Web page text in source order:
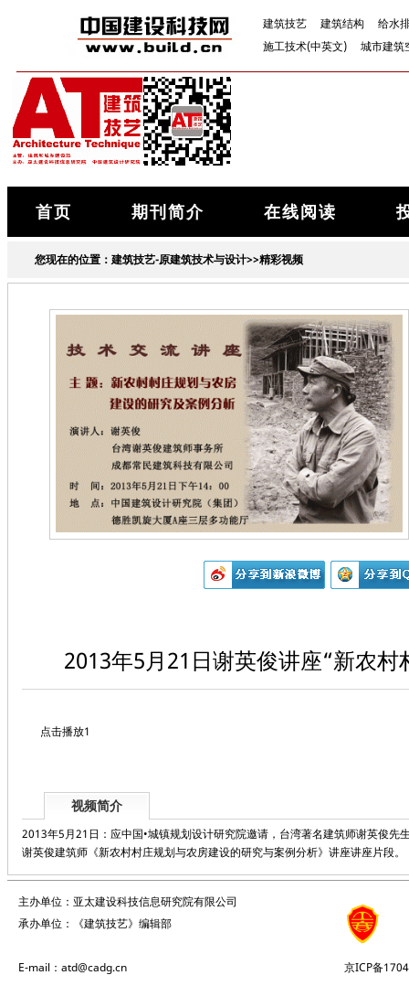
建筑技艺 建筑结构
给水
施工技术(中英文)
城市建筑
首页 期刊简介 在线阅读
您现在的位置： 建筑技艺-原建筑技术与设计>>精彩视频
2013年5月21日谢英俊讲座“新农
点击播放1
视频简介
2013年5月21日：应中国•城镇规划设计研究院邀请，台湾著名建筑师谢英俊
谢英俊建筑师《新农村村庄规划与农房建设的研究与案例分析》讲座讲座片段。
主办单位：亚太建设科技信息研究院有限公司
承办单位：《建筑技艺》编辑部
E-mail：atd@cadg.cn 京ICP备